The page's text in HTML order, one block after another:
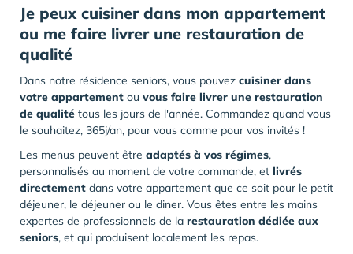
Je peux cuisiner dans mon appartement
ou me faire livrer une restauration de
qualité
Dans notre résidence seniors, vous pouvez cuisiner dans
votre appartement ou vous faire livrer une restauration
de qualité tous les jours de l'année. Commandez quand vous
le souhaitez, 365j/an, pour vous comme pour vos invités !
Les menus peuvent être adaptés à vos régimes,
personnalisés au moment de votre commande, et livrés
directement dans votre appartement que ce soit pour le petit
déjeuner, le déjeuner ou le diner. Vous êtes entre les mains
expertes de professionnels de la restauration dédiée aux
seniors, et qui produisent localement les repas.